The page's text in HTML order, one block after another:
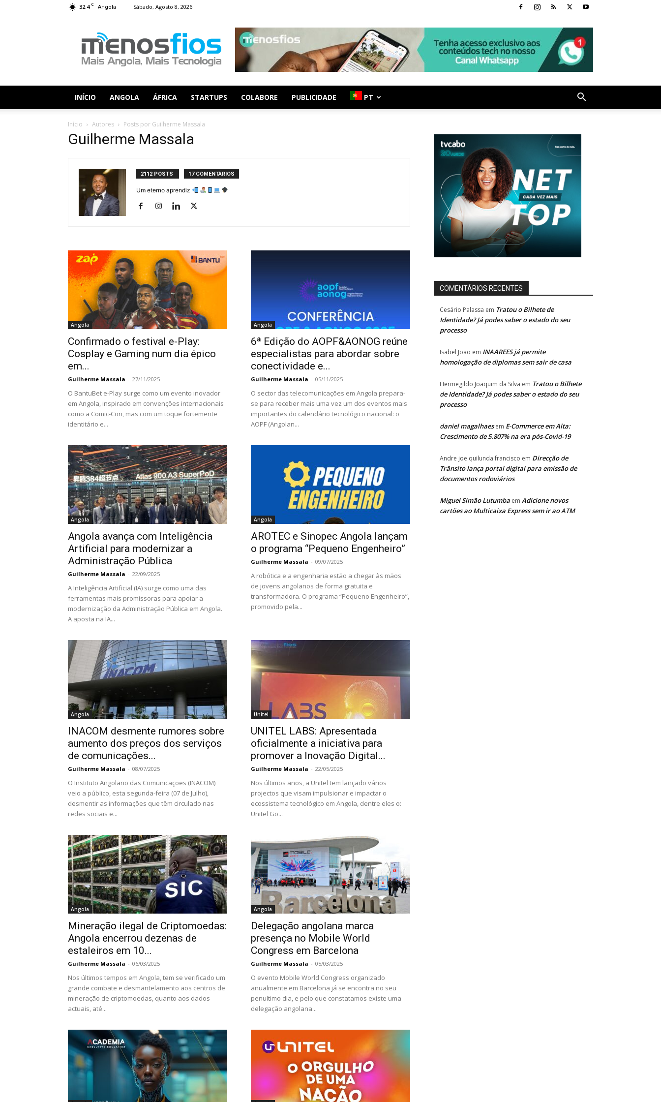
32.4 C Angola Sábado, Agosto 8, 2026
Fios
INÍCIO ANGOLA ÁFRICA STARTUPS COLABORE PUBLICIDADE PT
Início Autores Posts por Guilherme Massala
Guilherme Massala
2112 POSTS 17 COMENTÁRIOS
Um eterno aprendiz
Angola
Confirmado o festival e-Play:
Cosplay e Gaming num dia épico
em...
Guilherme Massala - 27/11/2025
O BantuBet e-Play surge como um evento inovador
em Angola, inspirado em convenções internacionais
como a Comic-Con, mas com um toque fortemente
identitário e...
Angola
6ª Edição do AOPF&AONOG reúne
especialistas para abordar sobre
conectividade e...
Guilherme Massala - 05/11/2025
O sector das telecomunicações em Angola prepara-
se para receber mais uma vez um dos eventos mais
importantes do calendário tecnológico nacional: o
AOPF (Angolan...
Angola
Angola avança com Inteligência
Artificial para modernizar a
Administração Pública
Guilherme Massala - 22/09/2025
A Inteligência Artificial (IA) surge como uma das
ferramentas mais promissoras para apoiar a
modernização da Administração Pública em Angola.
A aposta na IA...
Angola
AROTEC e Sinopec Angola lançam
o programa “Pequeno Engenheiro”
Guilherme Massala - 09/07/2025
A robótica e a engenharia estão a chegar às mãos
de jovens angolanos de forma gratuita e
transformadora. O programa “Pequeno Engenheiro”,
promovido pela...
Angola
INACOM desmente rumores sobre
aumento dos preços dos serviços
de comunicações...
Guilherme Massala - 08/07/2025
O Instituto Angolano das Comunicações (INACOM)
veio a público, esta segunda-feira (07 de Julho),
desmentir as informações que têm circulado nas
redes sociais e...
Unitel
UNITEL LABS: Apresentada
oficialmente a iniciativa para
promover a Inovação Digital...
Guilherme Massala - 22/05/2025
Nos últimos anos, a Unitel tem lançado vários
projectos que visam impulsionar e impactar o
ecossistema tecnológico em Angola, dentre eles o:
Unitel Go...
Angola
Mineração ilegal de Criptomoedas:
Angola encerrou dezenas de
estaleiros em 10...
Guilherme Massala - 06/03/2025
Nos últimos tempos em Angola, tem se verificado um
grande combate e desmantelamento aos centros de
mineração de criptomoedas, quanto aos dados
actuais, até...
Angola
Delegação angolana marca
presença no Mobile World
Congress em Barcelona
Guilherme Massala - 05/03/2025
O evento Mobile World Congress organizado
anualmente em Barcelona já se encontra no seu
penultimo dia, e pelo que constatamos existe uma
delegação angolana...
COMENTÁRIOS RECENTES
Cesário Palassa em Tratou o Bilhete de
Identidade? Já podes saber o estado do seu
processo
Isabel João em INAAREES já permite
homologação de diplomas sem sair de casa
Hermegildo Joaquim da Silva em Tratou o Bilhete
de Identidade? Já podes saber o estado do seu
processo
daniel magalhaesem E-Commerce em Alta:
Crescimento de 5.807% na era pós-Covid-19
Andre joe quilunda francisco em Direcção de
Trânsito lança portal digital para emissão de
documentos rodoviários
Miguel Simão Lutumba em Adicione novos
cartões ao Multicaixa Express sem ir ao ATM